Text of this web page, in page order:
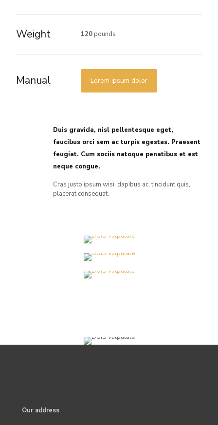
Weight 120 pounds
Manual Lorem ipsum dolor
Duis gravida, nisl pellentesque eget,
faucibus orci sem ac turpis egestas. Praesent
feugiat. Cum sociis natoque penatibus et est
neque congue.
Cras justo ipsum wisi, dapibus ac, tincidunt quis,
placerat consequat.
Our address